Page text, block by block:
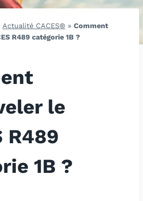
Actualité CACES® » Comment
R489 catégorie 1B ?
le
R489
1B ?